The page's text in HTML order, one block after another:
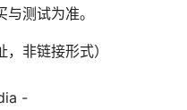
测试为准。
非链接形式）
-